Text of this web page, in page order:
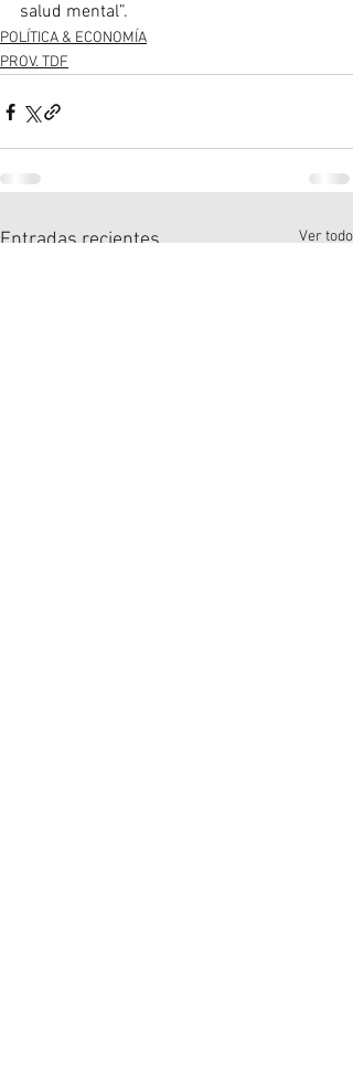
salud mental”.
POLÍTICA & ECONOMÍA
PROV. TDF
Entradas recientes Ver todo